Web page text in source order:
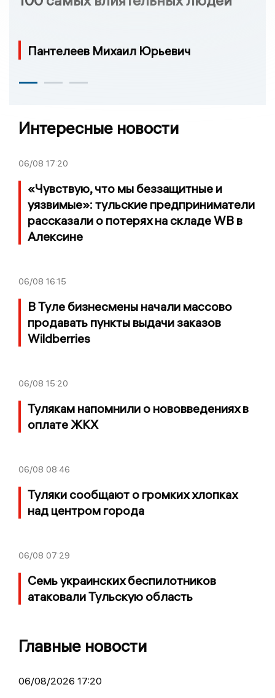
Пантелеев Михаил Юрьевич
Интересные новости
06/08 17:20
«Чувствую, что мы беззащитные и
уязвимые»: тульские предприниматели
рассказали о потерях на складе WB в
Алексине
06/08 16:15
В Туле бизнесмены начали массово
продавать пункты выдачи заказов
Wildberries
06/08 15:20
Тулякам напомнили о нововведениях в
оплате ЖКХ
06/08 08:46
Туляки сообщают о громких хлопках
над центром города
06/08 07:29
Семь украинских беспилотников
атаковали Тульскую область
Главные новости
06/08/2026 17:20